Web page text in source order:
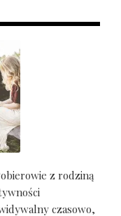
z rodziną
czasowo,